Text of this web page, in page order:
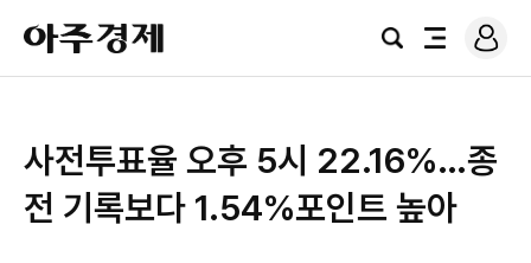
아
주
경
검
전
로
그
사전투표율 오후 5시 22.16%…종
전 기록보다 1.54%포인트 높아